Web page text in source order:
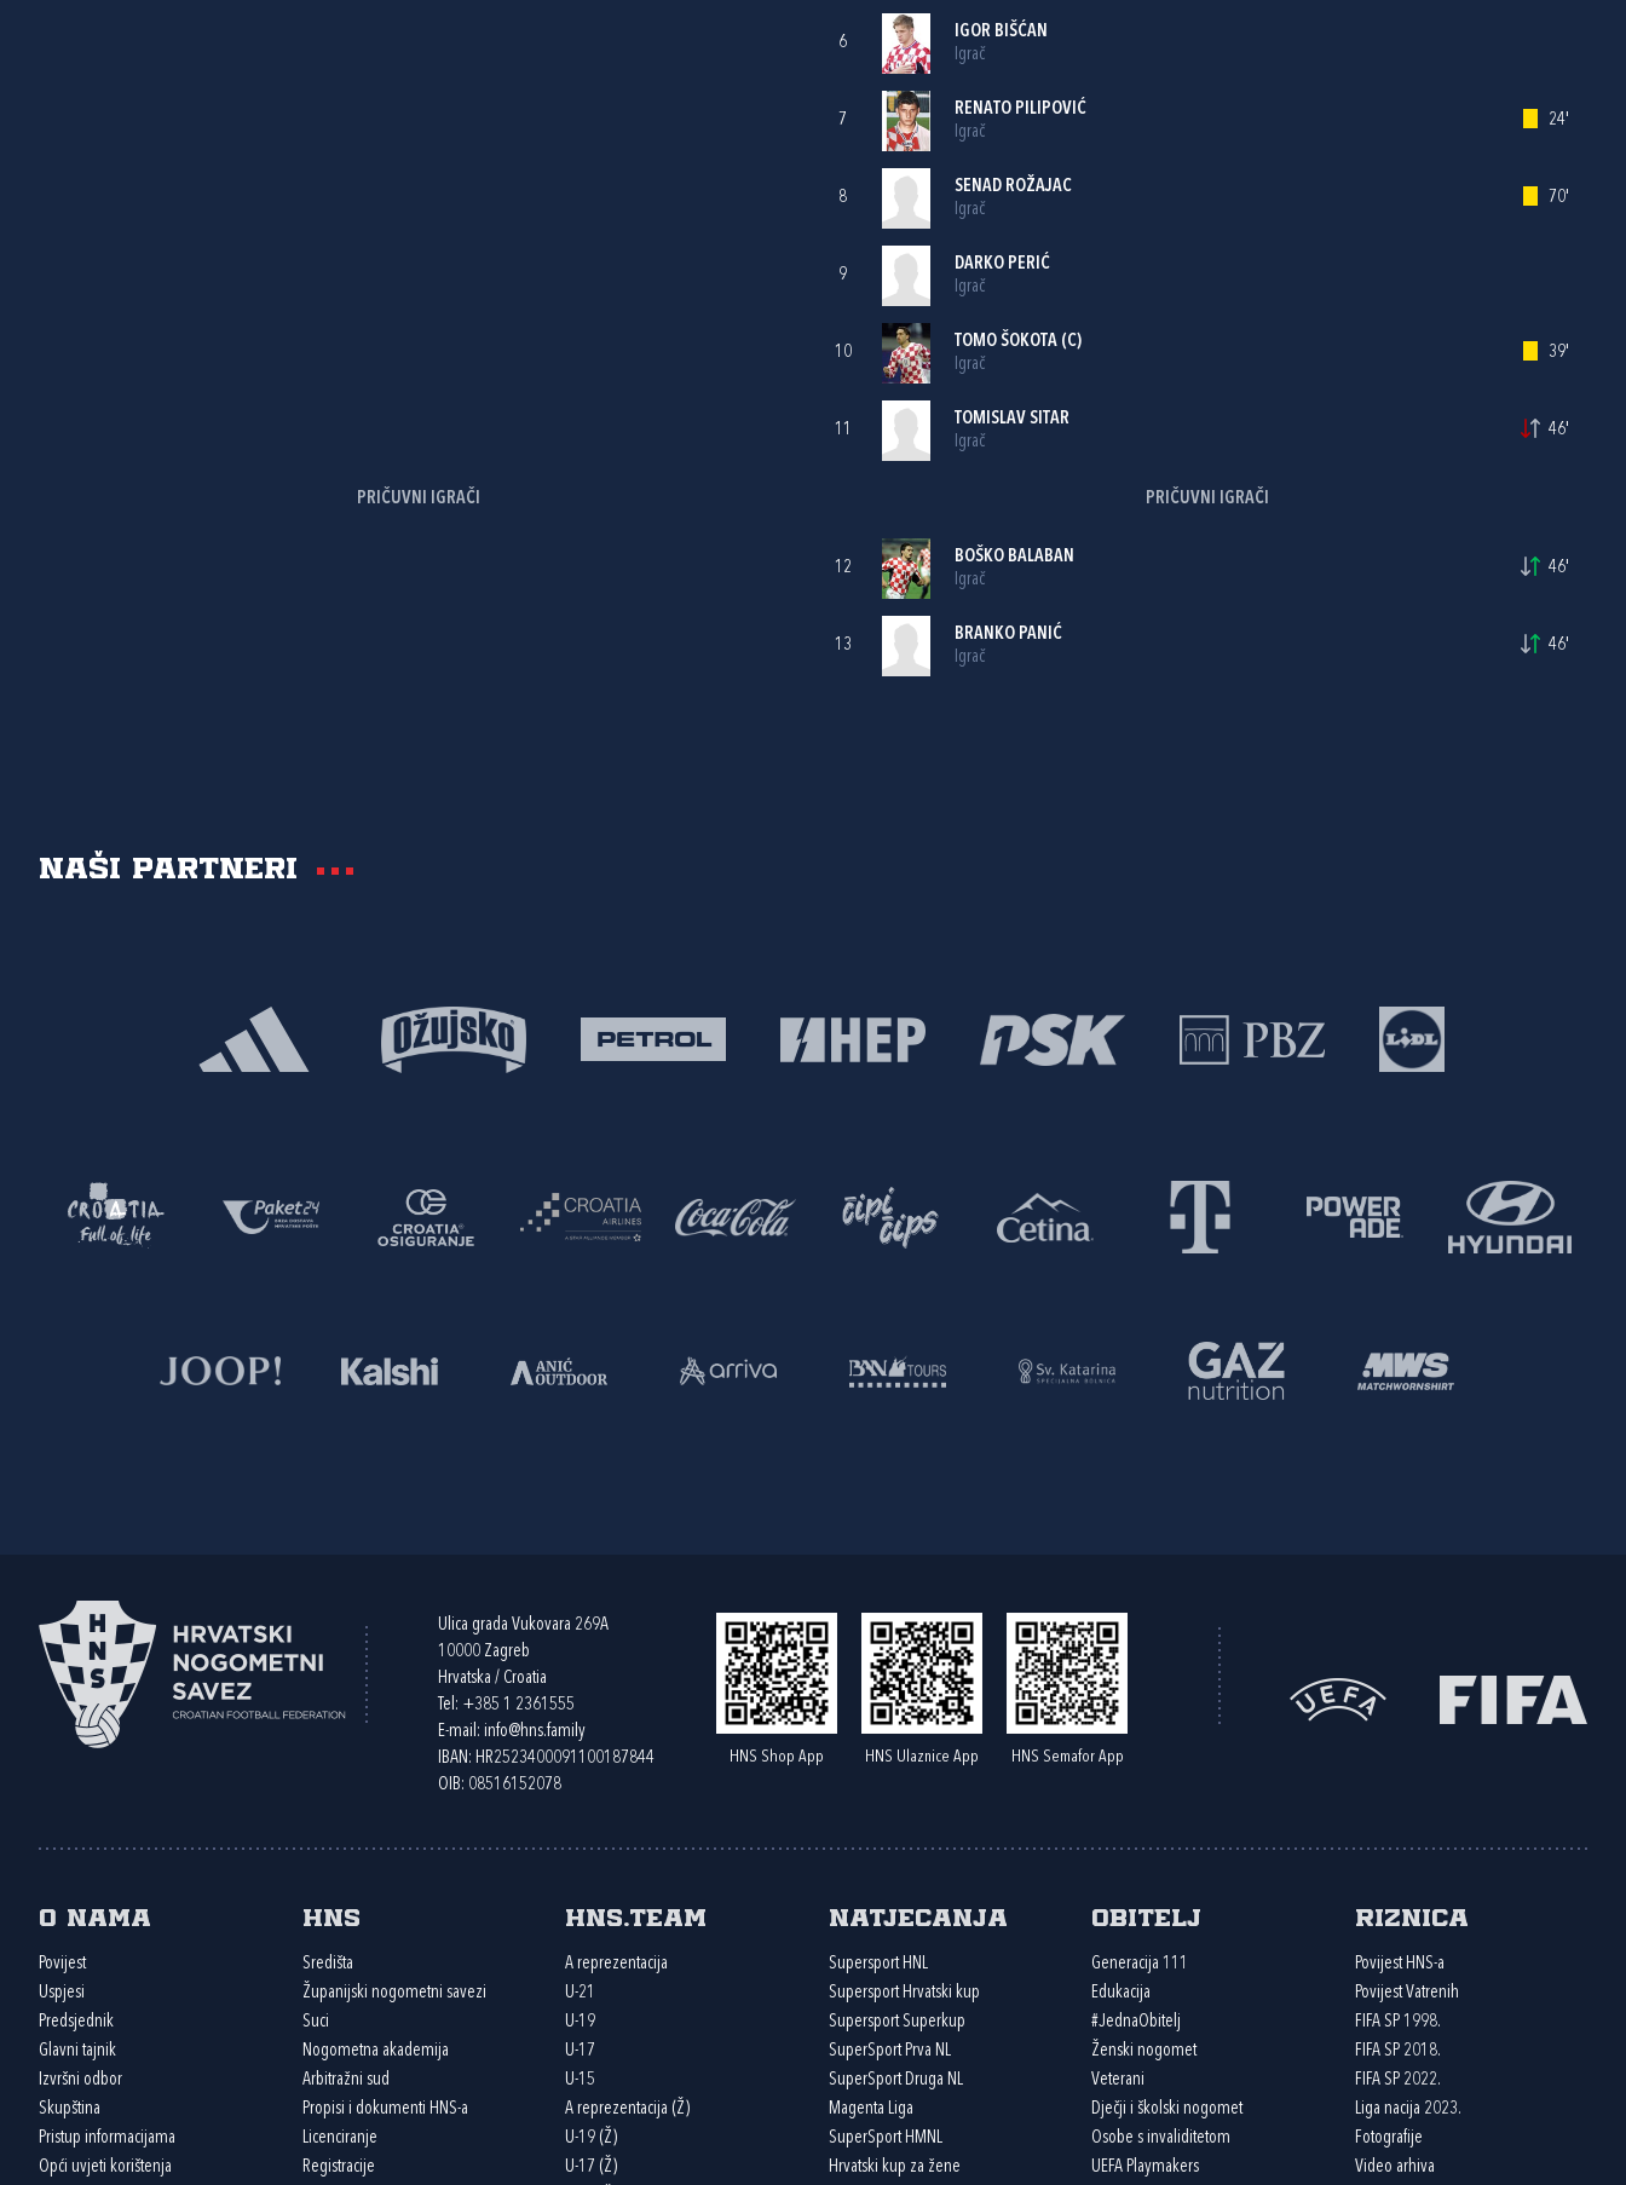
PRIČUVNI IGRAČI
6
IGOR BIŠĆAN
Igrač
7
RENATO PILIPOVIĆ
Igrač
24'
8
SENAD ROŽAJAC
Igrač
70'
9
DARKO PERIĆ
Igrač
10
TOMO ŠOKOTA(C)
Igrač
39'
11
TOMISLAV SITAR
Igrač
46'
PRIČUVNI IGRAČI
12
BOŠKO BALABAN
Igrač
46'
13
BRANKO PANIĆ
Igrač
46'
Naši partneri
Ulica grada Vukovara 269A
10000 Zagreb
Hrvatska / Croatia
Tel: +385 1 2361555
E-mail: info@hns.family
IBAN: HR2523400091100187844
OIB: 08516152078
HNS Shop App HNS Ulaznice App HNS Semafor App
O nama
Povijest
Uspjesi
Predsjednik
Glavni tajnik
Izvršni odbor
Skupština
Pristup informacijama
Opći uvjeti korištenja
HNS
Središta
Županijski nogometni savezi
Suci
Nogometna akademija
Arbitražni sud
Propisi i dokumenti HNS-a
Licenciranje
Registracije
HNS.team
A reprezentacija
U-21
U-19
U-17
U-15
A reprezentacija (Ž)
U-19 (Ž)
U-17 (Ž)
Natjecanja
Supersport HNL
Supersport Hrvatski kup
Supersport Superkup
SuperSport Prva NL
SuperSport Druga NL
Magenta Liga
SuperSport HMNL
Hrvatski kup za žene
Obitelj
Generacija 111
Edukacija
#JednaObitelj
Ženski nogomet
Veterani
Dječji i školski nogomet
Osobe s invaliditetom
UEFA Playmakers
Riznica
Povijest HNS-a
Povijest Vatrenih
FIFA SP 1998.
FIFA SP 2018.
FIFA SP 2022.
Liga nacija 2023.
Fotografije
Video arhiva